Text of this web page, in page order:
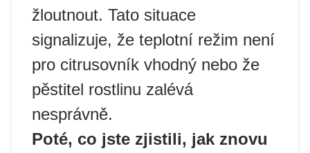
žloutnout. Tato situace
signalizuje, že teplotní režim není
pro citrusovník vhodný nebo že
pěstitel rostlinu zalévá
nesprávně.
Poté, co jste zjistili, jak znovu